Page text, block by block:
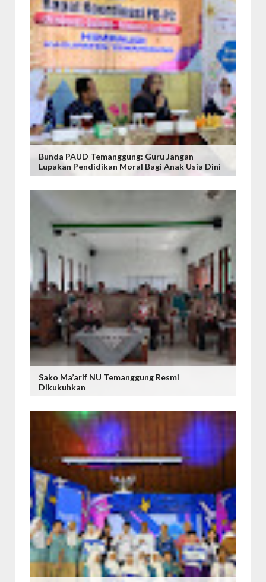
Bunda PAUD Temanggung: Guru Jangan
Lupakan Pendidikan Moral Bagi Anak Usia Dini
Sako Ma’arif NU Temanggung Resmi
Dikukuhkan